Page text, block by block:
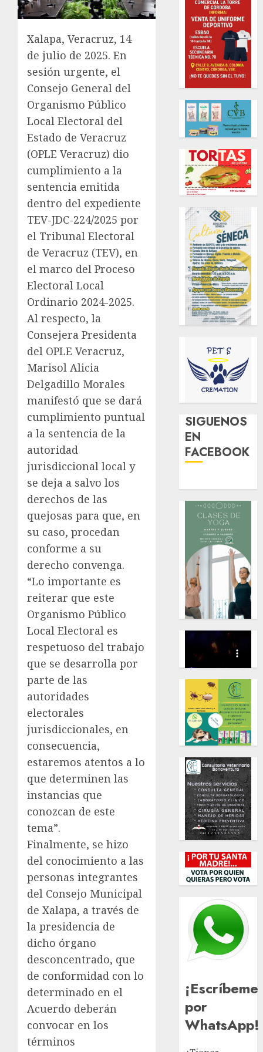
Xalapa, Veracruz, 14
de julio de 2025. En
sesión urgente, el
Consejo General del
Organismo Público
Local Electoral del
Estado de Veracruz
(OPLE Veracruz) dio
cumplimiento a la
sentencia emitida
dentro del expediente
TEV-JDC-224/2025 por
el Tribunal Electoral
de Veracruz (TEV), en
el marco del Proceso
Electoral Local
Ordinario 2024-2025.
Al respecto, la
Consejera Presidenta
del OPLE Veracruz,
Marisol Alicia
Delgadillo Morales
manifestó que se dará
cumplimiento puntual
a la sentencia de la
autoridad
jurisdiccional local y
se deja a salvo los
derechos de las
quejosas para que, en
su caso, procedan
conforme a su
derecho convenga.
“Lo importante es
reiterar que este
Organismo Público
Local Electoral es
respetuoso del trabajo
que se desarrolla por
parte de las
autoridades
electorales
jurisdiccionales, en
consecuencia,
estaremos atentos a lo
que determinen las
instancias que
conozcan de este
tema”.
Finalmente, se hizo
del conocimiento a las
personas integrantes
del Consejo Municipal
de Xalapa, a través de
la presidencia de
dicho órgano
desconcentrado, que
de conformidad con lo
determinado en el
Acuerdo deberán
convocar en los
términos
SIGUENOS
EN
FACEBOOK
¡Escríbeme
por
WhatsApp!